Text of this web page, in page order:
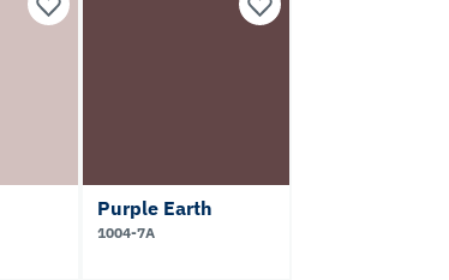
Purple Earth
1004-7A